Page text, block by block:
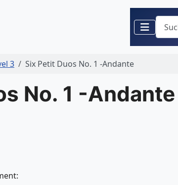
Suchen
3 Six Petit Duos No. 1 -Andante
No. 1 -Andante